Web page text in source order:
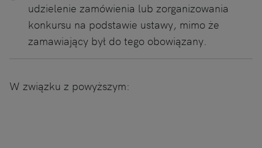
udzielenie zamówienia lub zorganizowania
konkursu na podstawie ustawy, mimo że
zamawiający był do tego obowiązany.
W związku z powyższym: